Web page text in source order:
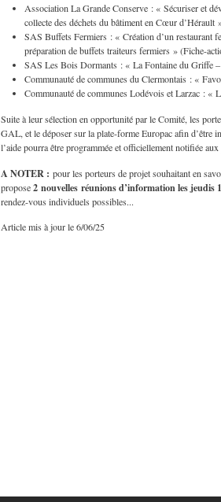
Association La Grande Conserve : « Sécuriser et
collecte des déchets du bâtiment en Cœur
SAS Buffets Fermiers : « Création d’un restaurant
préparation de buffets traiteurs fermiers » (Fiche-
SAS Les Bois Dormants : « La Fontaine du Griffe
Communauté de communes du Clermontais : «
Communauté de communes Lodévois et Larzac : «
Suite à leur sélection en opportunité par le Comité, les
GAL, et le déposer sur la plate-forme Europac afin d’être
l’aide pourra être programmée et officiellement notifiée
A NOTER : pour les porteurs de projet souhaitant en
propose2 nouvelles réunions d’information les jeudis
rendez-vous individuels possibles...
Article mis à jour le 6/06/25